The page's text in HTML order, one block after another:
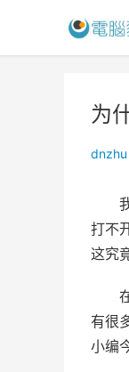
为
dnzhu
打不
这究
有很
小编